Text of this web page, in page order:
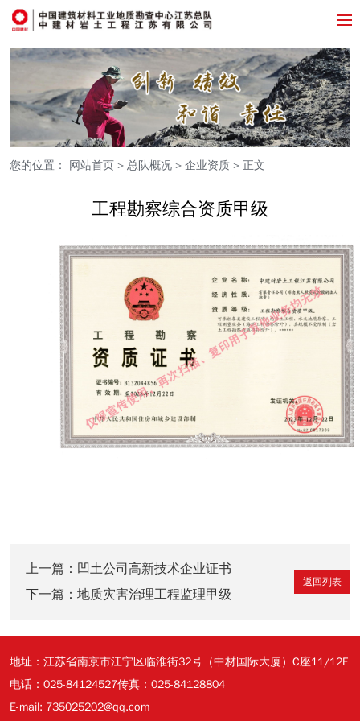
您的位置： 网站首页 > 总队概况 > 企业资质 > 正文
工程勘察综合资质甲级
上一篇： 凹土公司高新技术企业证书
下一篇： 地质灾害治理工程监理甲级
返回列表
地址：江苏省南京市江宁区临淮街32号（中材国际大厦）C座11/12F
电话：025-84124527传真：025-84128804
E-mail: 735025202@qq.com